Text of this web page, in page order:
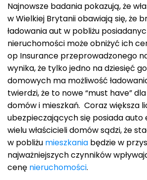
Najnowsze badania pokazują, że
w Wielkiej Brytanii obawiają się, że
ładowania aut w pobliżu
nieruchomości może obniżyć ich
op Insurance przeprowadzonego
wynika, że tylko jedno na dziesięć
domowych ma możliwość
twierdzi, że to nowe “must have”
domów i mieszkań. Coraz większa
ubezpieczających się posiada auto
wielu właścicieli domów sądzi, że
w pobliżu mieszkania będzie w
najważniejszych czynników
cenę nieruchomości.